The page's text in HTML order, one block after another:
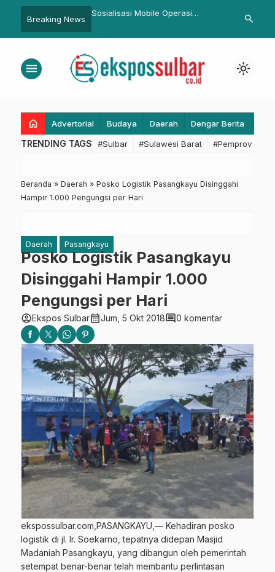
Breaking News
ke-117:
Nasionalisme
Sosialisasi Mobile Operasi
Sulbar Ajak Pengendara Tetap
Diskes
Perkuat
search
menu light_mode
home Advertorial Budaya Daerah Dengar Berita
TRENDING TAGS #Sulbar #Sulawesi Barat #Pemprov
Beranda » Daerah » Posko Logistik Pasangkayu Disinggahi
Hampir 1.000 Pengungsi per Hari
Daerah Pasangkayu
Posko Logistik Pasangkayu
Disinggahi Hampir 1.000
Pengungsi per Hari
account_circleEkspos Sulbarcalendar_monthJum, 5 Okt 2018comment0 komentar
ekspossulbar.com,PASANGKAYU,— Kehadiran posko
logistik di jl. Ir. Soekarno, tepatnya didepan Masjid
Madaniah Pasangkayu, yang dibangun oleh pemerintah
setempat benar-benar telah membantu perlintasan